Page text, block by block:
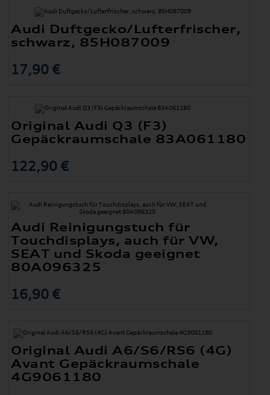
Audi Duftgecko/Lufterfrischer,
schwarz, 85H087009
17,90 €
Original Audi Q3 (F3)
Gepäckraumschale 83A061180
122,90 €
Audi Reinigungstuch für
Touchdisplays, auch für VW,
SEAT und Skoda geeignet
80A096325
16,90 €
Original Audi A6/S6/RS6 (4G)
Avant Gepäckraumschale
4G9061180